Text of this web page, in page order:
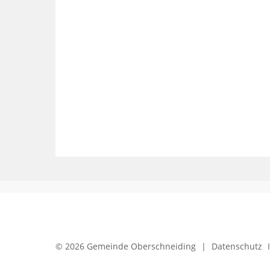
© 2026 Gemeinde Oberschneiding | Datenschutz